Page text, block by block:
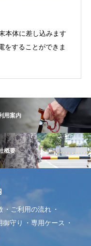
本体に差し込みます
をすることができま
用案内
概要
ご利用の流れ
御守り
専用ケース